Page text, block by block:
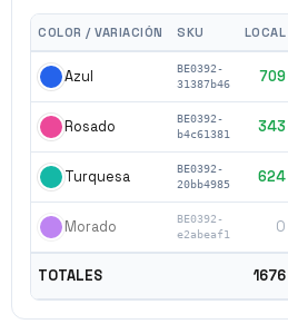
COLOR / VARIACIÓN SKU LOCAL
Azul
BE0392-
31387b46
709
Rosado
BE0392-
b4c61381
343
Turquesa
BE0392-
20bb4985
624
Morado
BE0392-
e2abeaf1
0
TOTALES 1676